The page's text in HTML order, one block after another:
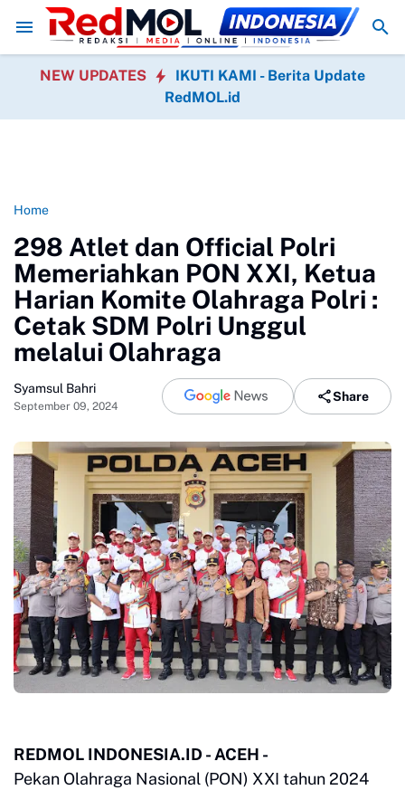
PemerintahLaksamana Muda TNI (Purn.) Dr. Nazali Lempo
NEW UPDATES
IKUTI KAMI - Berita Update
RedMOL.id
Home
298 Atlet dan Official Polri
Memeriahkan PON XXI, Ketua
Harian Komite Olahraga Polri :
Cetak SDM Polri Unggul
melalui Olahraga
Syamsul Bahri
September 09, 2024
Share
REDMOL INDONESIA.ID - ACEH -
Pekan Olahraga Nasional (PON) XXI tahun 2024